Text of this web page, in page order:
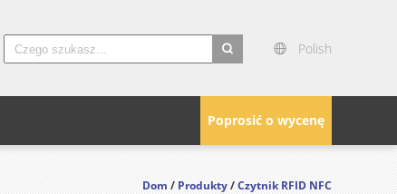
Polish
Poprosić o wycenę
Dom/Produkty/Czytnik RFID NFC